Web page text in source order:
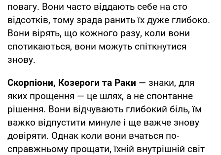
повагу. Вони часто віддають себе на сто
відсотків, тому зрада ранить їх дуже глибоко.
Вони вірять, що кожного разу, коли вони
спотикаються, вони можуть спіткнутися
знову.
Скорпіони, Козероги та Раки — знаки, для
яких прощення — це шлях, а не спонтанне
рішення. Вони відчувають глибокий біль, їм
важко відпустити минуле і ще важче знову
довіряти. Однак коли вони вчаться по-
справжньому прощати, їхній внутрішній світ